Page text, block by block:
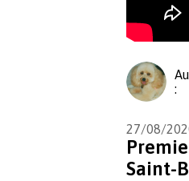
:
27/08/
Saint-